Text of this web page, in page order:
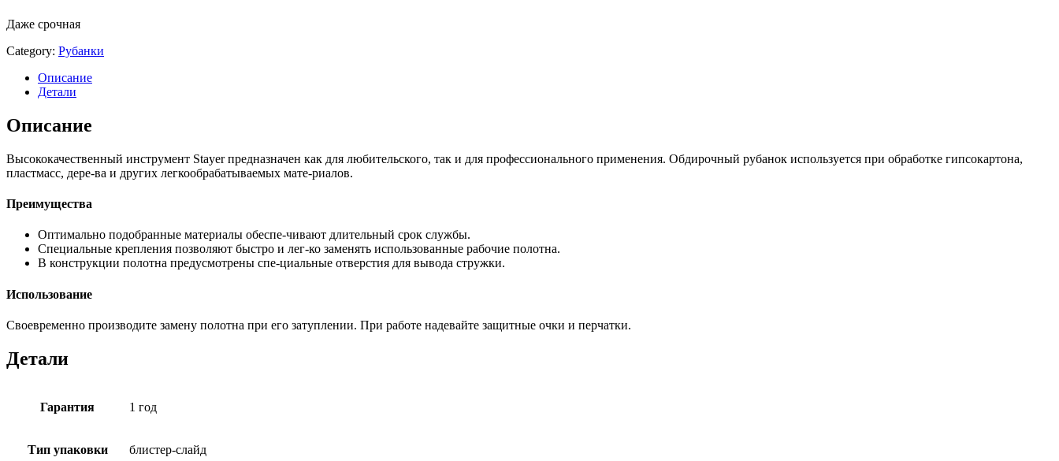
Даже срочная
Category: Рубанки
Описание
Детали
Описание
Высококачественный инструмент Stayer предназначен как для любительского, так и для профессионального применения. Обдирочный рубанок используется при обработке гипсокартона,
пластмасс, дере-ва и других легкообрабатываемых мате-риалов.
Преимущества
Оптимально подобранные материалы обеспе-чивают длительный срок службы.
Специальные крепления позволяют быстро и лег-ко заменять использованные рабочие полотна.
В конструкции полотна предусмотрены спе-циальные отверстия для вывода стружки.
Использование
Своевременно производите замену полотна при его затуплении. При работе надевайте защитные очки и перчатки.
Детали
Гарантия 1 год
Тип упаковки блистер-слайд